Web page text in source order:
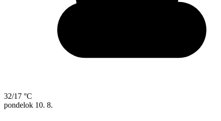
32/17 °C
pondelok 10. 8.